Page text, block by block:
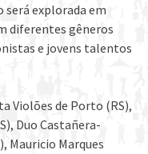
será explorada em
diferentes gêneros
e jovens talentos
Violões de Porto (RS),
Duo Castañera-
Mauricio Marques